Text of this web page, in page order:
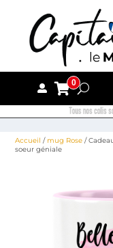
0
Tous nos colis
Accueil / mug Rose /
soeur géniale